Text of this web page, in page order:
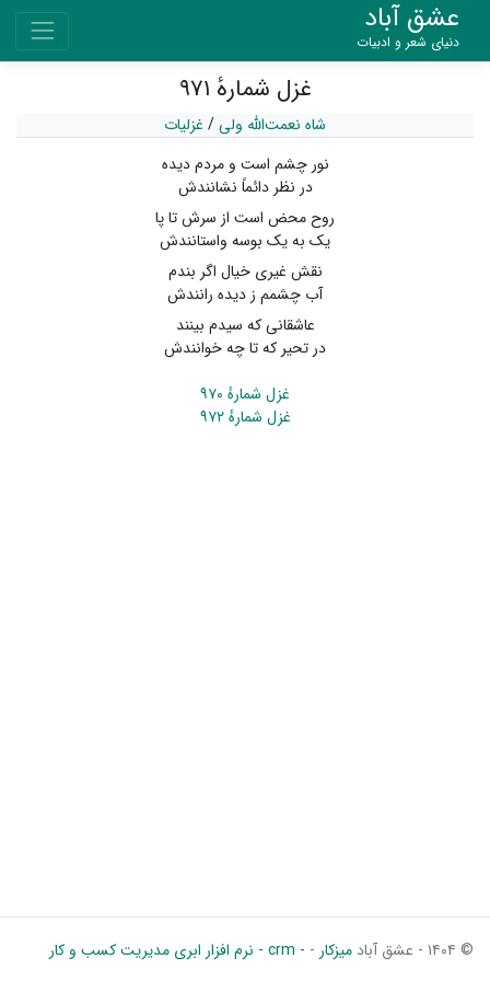
عشق آباد
دنیای شعر و ادبیات
غزل شمارهٔ ۹۷۱
شاه نعمت‌الله ولی/ غزلیات
نور چشم است و مردم دیده
در نظر دائماً نشانندش
روح محض است از سرش تا پا
یک به یک بوسه واستانندش
نقش غیری خیال اگر بندم
آب چشمم ز دیده رانندش
عاشقانی که سیدم بینند
در تحیر که تا چه خوانندش
غزل شمارهٔ ۹۷۰
غزل شمارهٔ ۹۷۲
© ۱۴۰۴ - عشق آباد میزکار - - crm - نرم افزار ابری مدیریت کسب و کار